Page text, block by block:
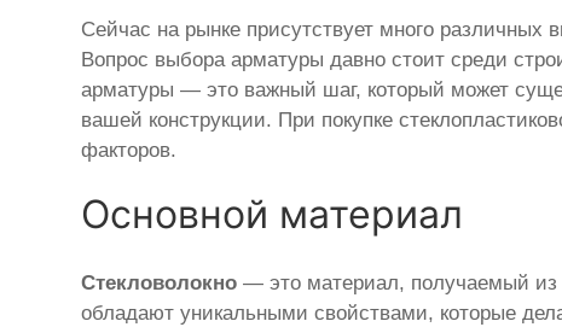
Сейчас на рынке присутствует много
Вопрос выбора арматуры давно стоит среди
арматуры — это важный шаг, который может
вашей конструкции. При покупке
факторов.
Основной материал
Стекловолокно — это материал, получаемый из
обладают уникальными свойствами, которые